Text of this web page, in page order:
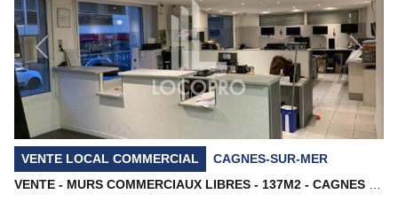
Previous Next
VENTE LOCAL COMMERCIAL
CAGNES-SUR-MER